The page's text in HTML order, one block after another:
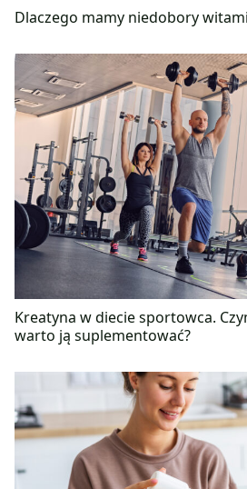
Dlaczego mamy niedobory
Kreatyna w diecie sportowca.
warto ją suplementować?